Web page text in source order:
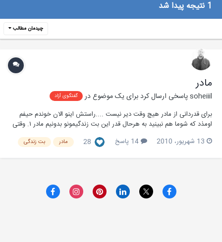
چیدمان مطالب
مادر
soheiiilپاسخی ارسال کرد برای یک موضوع در گفتگوی آزاد
برای قدردانی از مادر هیچ وقت دیر نیست ....راستش اینو الان خوندم حیفم
اومذد که شوما هم نبینید به هرحال قدر این بت زندگیمونو بدونیم مادر ١. وقتى
که تمام شب‌ها تا صبح گريه می‌کرديد. ٢. وقتى دوساله بو...
13 شهریور، 2010 14 پاسخ 28 مادر بت زندگی